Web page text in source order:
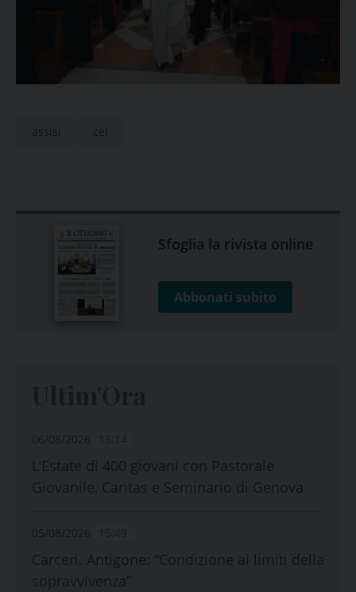
assisi cei
Sfoglia la rivista online
Abbonati subito
06/08/2026
L’Estate di 400 giovani con Pastorale
Giovanile, Caritas e Seminario di Genova
05/08/2026
Carceri. Antigone: “Condizione ai limiti della
sopravvivenza”